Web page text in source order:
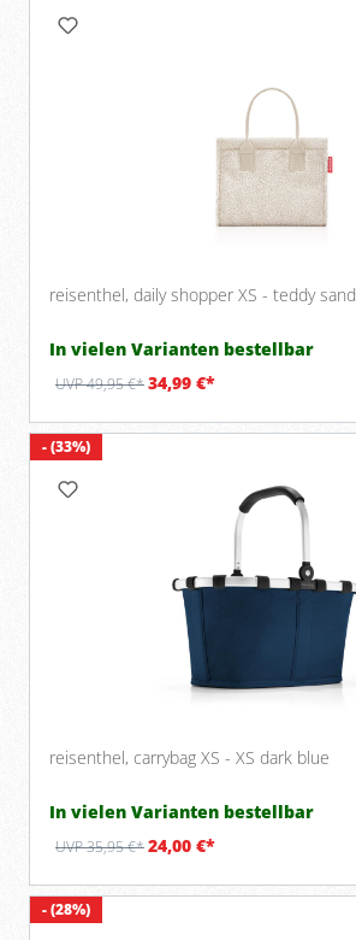
reisenthel, daily shopper XS - teddy sand
In vielen Varianten bestellbar
UVP 49,95 €*34,99 €*
- (33%)
reisenthel, carrybag XS - XS dark blue
In vielen Varianten bestellbar
UVP 35,95 €*24,00 €*
- (28%)